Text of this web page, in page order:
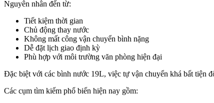
Nguyên nhân đến từ:
Tiết kiệm thời gian
Chủ động thay nước
Không mất công vận chuyển bình nặng
Dễ đặt lịch giao định kỳ
Phù hợp với môi trường văn phòng hiện đại
Đặc biệt với các bình nước 19L, việc tự vận chuyển khá bất tiện
Các cụm tìm kiếm phổ biến hiện nay gồm: